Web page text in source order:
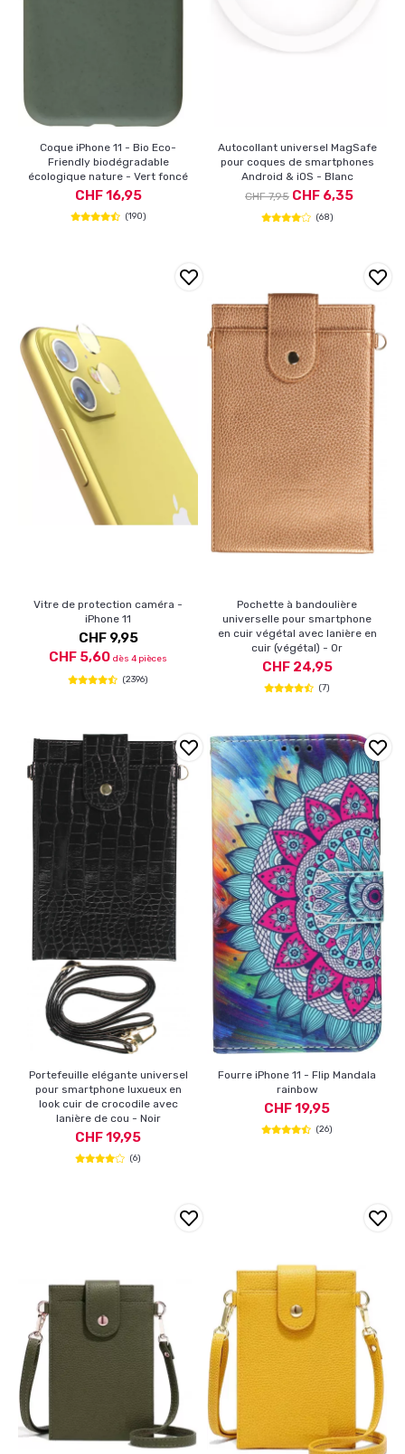
Coque iPhone 11 - Bio Eco-
Friendly biodégradable
écologique nature - Vert foncé
CHF 16,95
(190)
Autocollant universel MagSafe
pour coques de smartphones
Android & iOS - Blanc
CHF 7,95 CHF 6,35
(68)
Vitre de protection caméra -
iPhone 11
CHF 9,95
CHF 5,60 dès 4 pièces
(2396)
Pochette à bandoulière
universelle pour smartphone
en cuir végétal avec lanière en
cuir (végétal) - Or
CHF 24,95
(7)
Portefeuille elégante universel
pour smartphone luxueux en
look cuir de crocodile avec
lanière de cou - Noir
CHF 19,95
(6)
Fourre iPhone 11 - Flip Mandala
rainbow
CHF 19,95
(26)